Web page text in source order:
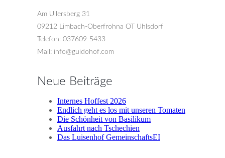
Am Ullersberg 31
09212 Limbach-Oberfrohna OT Uhlsdorf
Telefon: 037609-5433
Mail: info@guidohof.com
Neue Beiträge
Internes Hoffest 2026
Endlich geht es los mit unseren Tomaten
Die Schönheit von Basilikum
Ausfahrt nach Tschechien
Das Luisenhof GemeinschaftsEI